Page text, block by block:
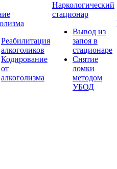
Реабилитация
алкоголиков
Кодирование
от
алкоголизма
Наркологический
стационар
Вывод из
запоя в
стационаре
Снятие
ломки
методом
УБОД